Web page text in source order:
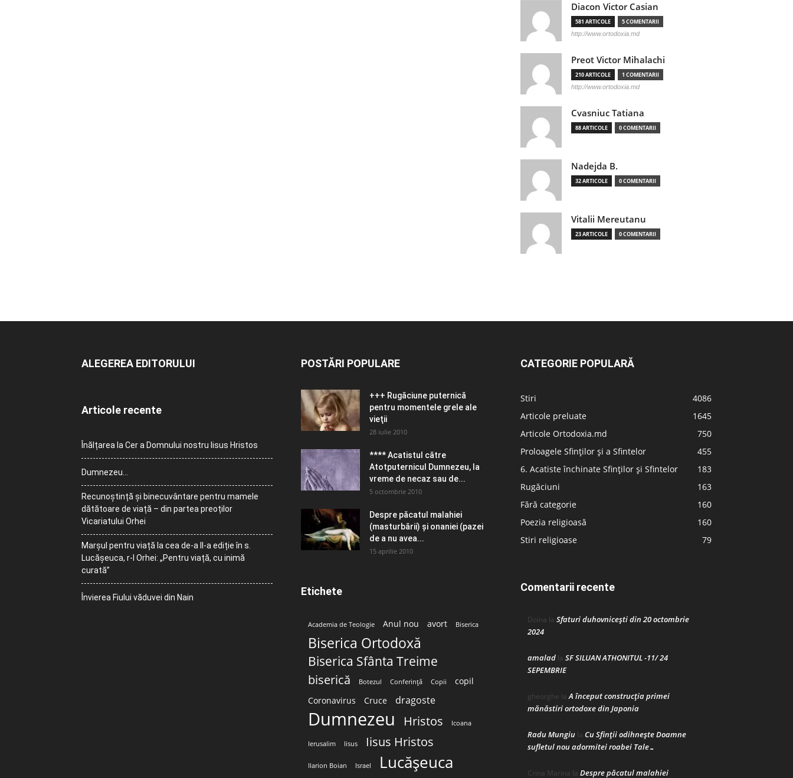
Diacon Victor Casian
581 ARTICOLE 5 COMENTARII
http://www.ortodoxia.md
Preot Victor Mihalachi
210 ARTICOLE 1 COMENTARII
http://www.ortodoxia.md
Cvasniuc Tatiana
88 ARTICOLE 0 COMENTARII
Nadejda B.
32 ARTICOLE 0 COMENTARII
Vitalii Mereutanu
23 ARTICOLE 0 COMENTARII
ALEGEREA EDITORULUI
Articole recente
Înălțarea la Cer a Domnului nostru Iisus Hristos
Dumnezeu…
Recunoștință și binecuvântare pentru mamele
dătătoare de viață – din partea preoților
Vicariatului Orhei
Marșul pentru viață la cea de-a II-a ediție în s.
Lucășeuca, r-l Orhei: „Pentru viață, cu inimă
curată”
Învierea Fiului văduvei din Nain
POSTĂRI POPULARE
+++ Rugăciune puternică
pentru momentele grele ale
vieţii
28 iulie 2010
**** Acatistul către
Atotputernicul Dumnezeu, la
vreme de necaz sau de...
5 octombrie 2010
Despre păcatul malahiei
(masturbării) şi onaniei (pazei
de a nu avea...
15 aprilie 2010
Etichete
Academia de Teologie Anul nou avort Biserica
Biserica Ortodoxă
Biserica Sfânta Treime
biserică Botezul Conferință Copii
copil
Coronavirus
Cruce dragoste
Dumnezeu Hristos Icoana
Ierusalim Iisus Iisus Hristos
Ilarion Boian Israel Lucășeuca
CATEGORIE POPULARĂ
Stiri
4086
Articole preluate
1645
Articole Ortodoxia.md
750
Proloagele Sfinților și a Sfintelor
455
6. Acatiste închinate Sfinților și Sfintelor
183
Rugăciuni
163
Fără categorie
160
Poezia religioasă
160
Stiri religioase
79
Comentarii recente
Doina la Sfaturi duhovnicești din 20 octombrie
2024
amalad la SF SILUAN ATHONITUL -11/ 24
SEPEMBRIE
gheorghe laA început construcţia primei
mănăstiri ortodoxe din Japonia
Radu Mungiu la Cu Sfinții odihnește Doamne
sufletul nou adormitei roabei Tale…
Crina Marina la Despre păcatul malahiei